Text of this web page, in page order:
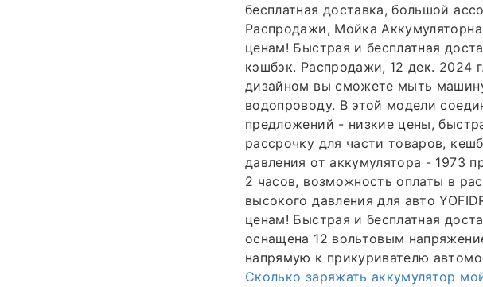
бесплатная доставка, большой
Распродажи, Мойка
ценам! Быстрая и бесплатная
кэшбэк. Распродажи, 12 дек. 2024
дизайном вы сможете мыть
водопроводу. В этой модели
предложений - низкие цены,
рассрочку для части товаров,
давления от аккумулятора - 1973
2 часов, возможность оплаты в
высокого давления для авто
ценам! Быстрая и бесплатная
оснащена 12 вольтовым
напрямую к прикуривателю
Сколько заряжать аккумулятор